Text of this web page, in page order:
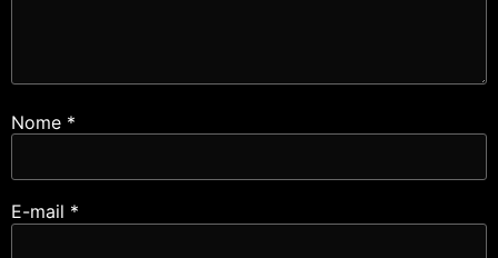
Nome *
E-mail *